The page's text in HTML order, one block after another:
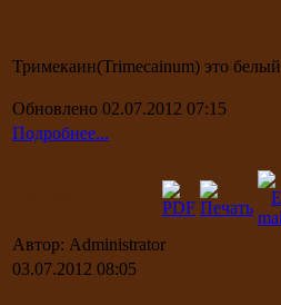
Тримекаин(Trimecainum) это белый
Обновлено 02.07.2012 07:15
Подробнее...
Автор: Administrator
03.07.2012 08:05